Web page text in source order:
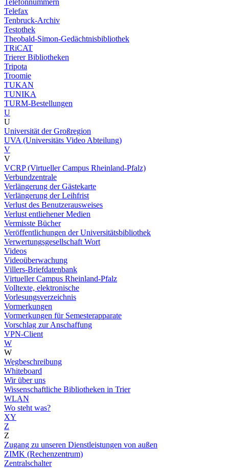
Telefonnummern
Telefax
Tenbruck-Archiv
Testothek
Theobald-Simon-Gedächtnisbibliothek
TRiCAT
Trierer Bibliotheken
Tripota
Troomie
TUKAN
TUNIKA
TURM-Bestellungen
U
U
Universität der Großregion
UVA (Universitäts Video Abteilung)
V
V
VCRP (Virtueller Campus Rheinland-Pfalz)
Verbundzentrale
Verlängerung der Gästekarte
Verlängerung der Leihfrist
Verlust des Benutzerausweises
Verlust entliehener Medien
Vermisste Bücher
Veröffentlichungen der Universitätsbibliothek
Verwertungsgesellschaft Wort
Videos
Videoüberwachung
Villers-Briefdatenbank
Virtueller Campus Rheinland-Pfalz
Volltexte, elektronische
Vorlesungsverzeichnis
Vormerkungen
Vormerkungen für Semesterapparate
Vorschlag zur Anschaffung
VPN-Client
W
W
Wegbeschreibung
Whiteboard
Wir über uns
Wissenschaftliche Bibliotheken in Trier
WLAN
Wo steht was?
XY
Z
Z
Zugang zu unseren Dienstleistungen von außen
ZIMK (Rechenzentrum)
Zentralschalter